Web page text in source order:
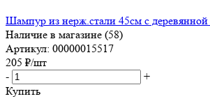
Шампур из нерж.стали 45см с деревянной
Наличие в магазине (58)
Артикул: 00000015517
205 ₽/шт
-
+
Купить